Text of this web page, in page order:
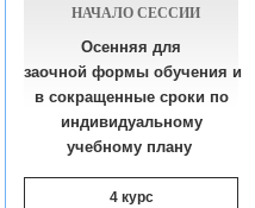
НАЧАЛО СЕССИИ
Осенняя для
заочной формы обучения и
в сокращенные сроки по
индивидуальному
учебному плану​
4 курс